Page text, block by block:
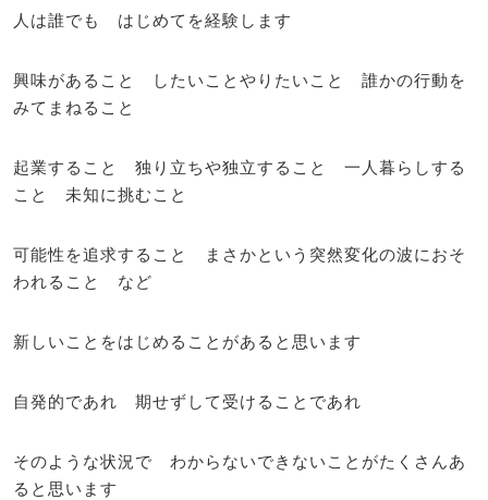
人は誰でも はじめてを経験します
興味があること したいことやりたいこと 誰かの行動を
みてまねること
起業すること 独り立ちや独立すること 一人暮らしする
こと 未知に挑むこと
可能性を追求すること まさかという突然変化の波におそ
われること など
新しいことをはじめることがあると思います
自発的であれ 期せずして受けることであれ
そのような状況で わからないできないことがたくさんあ
ると思います